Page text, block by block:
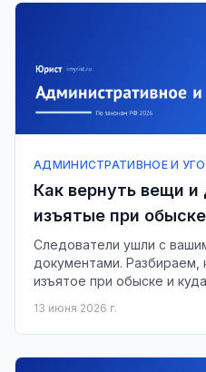
АДМИНИСТРАТИВНОЕ И
Как вернуть вещи
изъятые при обыске
Следователи ушли с
документами. Разбираем,
изъятое при обыске и
13 июня 2026 г.